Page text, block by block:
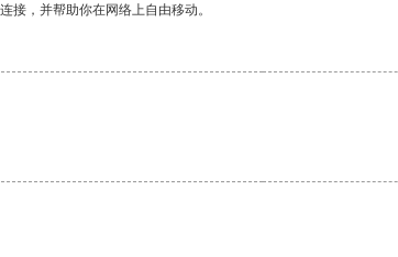
接，并帮助你在网络上自由移动。